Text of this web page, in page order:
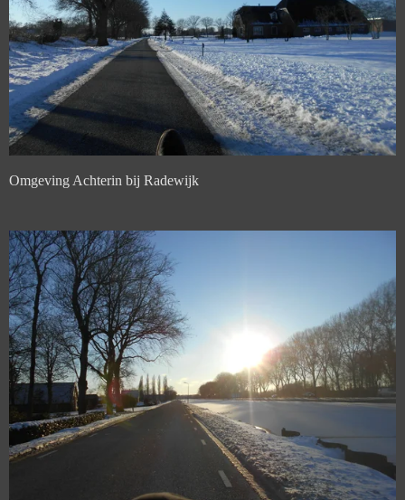
Omgeving Achterin bij Radewijk